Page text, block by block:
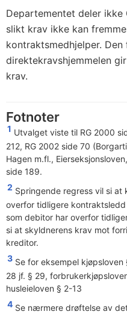
Departementet deler ikke
slikt krav ikke kan
kontraktsmedhjelper.
direktekravshjemmelen
krav.
Fotnoter
1 Utvalget viste til RG 2000
212, RG 2002 side 70
Hagen m.fl.,
side 189.
2 Springende regress vil si
overfor tidligere
som debitor har overfor
si at skyldnerens krav mot
kreditor.
3 Se for eksempel
28 jf. § 29,
husleieloven § 2-13
4 Se nærmere drøftelse av